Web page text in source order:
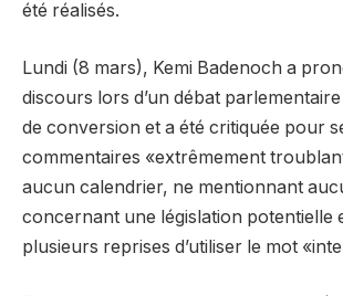
été réalisés.
Lundi (8 mars), Kemi Badenoch a
discours lors d’un débat
de conversion et a été critiquée pour
commentaires «extrêmement
aucun calendrier, ne mentionnant
concernant une législation potentielle
plusieurs reprises d’utiliser le mot